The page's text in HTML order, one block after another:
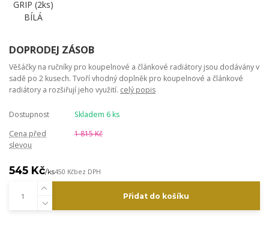
DOPRODEJ ZÁSOB
Věšáčky na ručníky pro koupelnové a článkové radiátory jsou dodávány v
sadě po 2 kusech. Tvoří vhodný doplněk pro koupelnové a článkové
radiátory a rozšiřují jeho využití. celý popis
Dostupnost
Skladem 6 ks
Cena před
slevou
1 815 Kč
545 Kč/ks450 Kčbez DPH
Přidat do košíku